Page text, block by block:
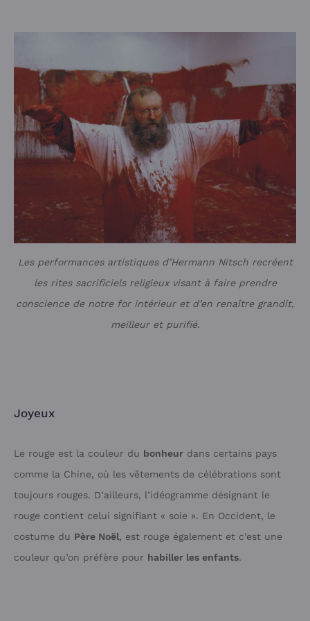
Les performances artistiques d’Hermann Nitsch recréent
les rites sacrificiels religieux visant à faire prendre
conscience de notre for intérieur et d’en renaître grandit,
meilleur et purifié.
Joyeux
Le rouge est la couleur du bonheur dans certains pays
comme la Chine, où les vêtements de célébrations sont
toujours rouges. D’ailleurs, l’idéogramme désignant le
rouge contient celui signifiant « soie ». En Occident, le
costume du Père Noël, est rouge également et c’est une
couleur qu’on préfère pour habiller les enfants.